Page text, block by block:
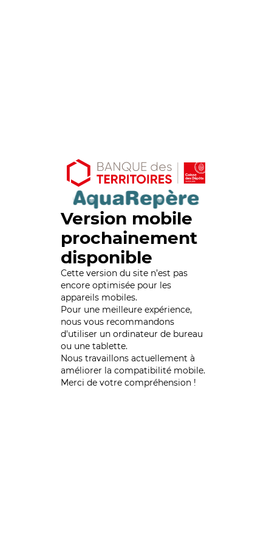
Version mobile
prochainement
disponible
Cette version du site n’est pas
encore optimisée pour les
appareils mobiles.
Pour une meilleure expérience,
nous vous recommandons
d'utiliser un ordinateur de bureau
ou une tablette.
Nous travaillons actuellement à
améliorer la compatibilité mobile.
Merci de votre compréhension !